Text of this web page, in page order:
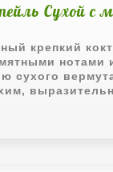
Сухой
крепкий
нотами
сухого
для